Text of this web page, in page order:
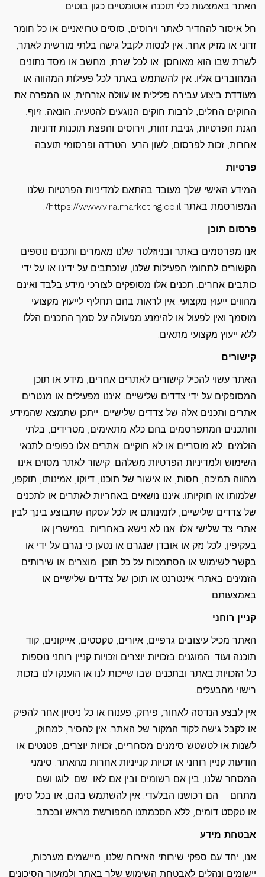
האתר באמצעות כלי תוכנה אוטומטיים כגון בוטים.
חל איסור להחדיר לאתר וירוסים, סוסים טרויאניים או כל חומר
זדוני או מזיק אחר. אין לנסות לקבל גישה בלתי מורשית לאתר,
לשרת שבו הוא מאוחסן, או לכל שרת, מחשב או מסד נתונים
המחוברים אליו. אין להשתמש באתר לכל פעילות המהווה או
מעודדת ביצוע עבירה פלילית או עוולה אזרחית, או המפרה את
החוקים החלים, לרבות חוקים הנוגעים להטעיה, הונאה, זיוף,
הגנת הפרטיות, גניבת זהות, וירוסים והפצת תוכנות זדוניות
אחרות, זכות לפרסום, לשון הרע, הטרדה ופרסומי תועבה.
פרטיות
המידע האישי שלך מעובד בהתאם למדיניות הפרטיות שלנו
המפורסמת באתר https://www.viralmarketing.co.il/.
פרסום תוכן
אנו מפרסמים באתר ובניוזלטר שלנו מאמרים ותכנים נוספים
הקשורים לתחומי הפעילות שלנו, שנכתבים על ידינו או על ידי
כותבים אחרים. תכנים אלו מסופקים לצורכי מידע בלבד ואינם
מהווים ייעוץ מקצועי. אין לראות בהם תחליף לייעוץ מקצועי
מוסמך ואין לפעול או להימנע מפעולה על סמך התכנים הללו
ללא ייעוץ מקצועי מתאים.
קישורים
האתר עשוי להכיל קישורים לאתרים אחרים, מידע או תוכן
המסופקים על ידי צדדים שלישיים. איננו מפעילים או מנטרים
אתרים ותכנים אלה של צדדים שלישיים. ייתכן שתמצא שהמידע
והתכנים המתפרסמים בהם כלא מתאימים, מטרידים, בלתי
הולמים, לא מוסריים או לא חוקיים. אתרים אלו כפופים לתנאי
השימוש ולמדיניות הפרטיות משלהם. קישור לאתר מסוים אינו
מהווה תמיכה, חסות, או אישור של תוכנו, דיוקו, אמינותו, תוקפו,
שלמותו או חוקיותו. איננו נושאים באחריות לאתרים או לתכנים
של צדדים שלישיים, לזמינותם או לכל עסקה שתבוצע בינך לבין
אתרי צד שלישי אלו. אנו לא נישא באחריות, במישרין או
בעקיפין, לכל נזק או אובדן שנגרם או נטען כי נגרם על ידי או
בקשר לשימוש או הסתמכות על כל תוכן, מוצרים או שירותים
הזמינים באתרי אינטרנט או תוכן של צדדים שלישיים או
באמצעותם.
קניין רוחני
האתר מכיל עיצובים גרפיים, איורים, טקסטים, אייקונים, קוד
תוכנה ועוד, המוגנים בזכויות יוצרים וזכויות קניין רוחני נוספות.
כל הזכויות באתר ובתכנים שבו שייכות לנו או הוענקו לנו בזכות
רישוי מהבעלים.
אין לבצע הנדסה לאחור, פירוק, פענוח או כל ניסיון אחר להפיק
או לקבל גישה לקוד המקור של האתר. אין להסיר, למחוק,
לשנות או לטשטש סימנים מסחריים, זכויות יוצרים, פטנטים או
הודעות קניין רוחני או זכויות קנייניות אחרות מהאתר. סימני
המסחר שלנו, בין אם רשומים ובין אם לאו, שם, לוגו ושם
מתחם – הם רכושנו הבלעדי. אין להשתמש בהם, או בכל סימן
או טקסט דומים, ללא הסכמתנו המפורשת מראש ובכתב.
אבטחת מידע
אנו, יחד עם ספקי שירותי האירוח שלנו, מיישמים מערכות,
יישומים ונהלים לאבטחת השימוש שלך באתר ולמזעור הסיכונים